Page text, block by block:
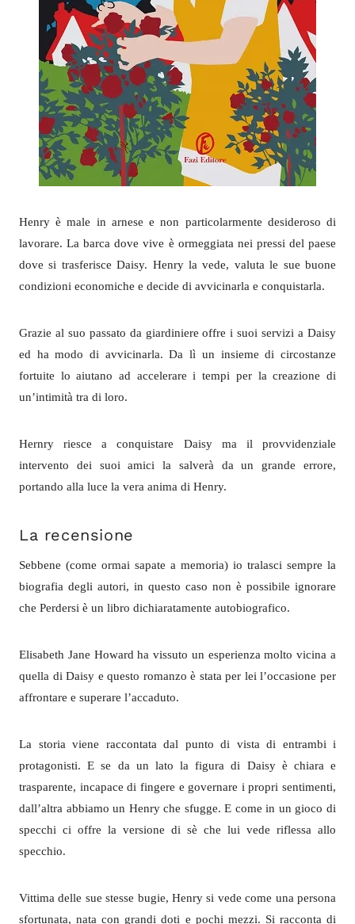
Henry è male in arnese e non particolarmente desideroso di
lavorare. La barca dove vive è ormeggiata nei pressi del paese
dove si trasferisce Daisy. Henry la vede, valuta le sue buone
condizioni economiche e decide di avvicinarla e conquistarla.
Grazie al suo passato da giardiniere offre i suoi servizi a Daisy
ed ha modo di avvicinarla. Da lì un insieme di circostanze
fortuite lo aiutano ad accelerare i tempi per la creazione di
un’intimità tra di loro.
Hernry riesce a conquistare Daisy ma il provvidenziale
intervento dei suoi amici la salverà da un grande errore,
portando alla luce la vera anima di Henry.
La recensione
Sebbene (come ormai sapate a memoria) io tralasci sempre la
biografia degli autori, in questo caso non è possibile ignorare
che Perdersi è un libro dichiaratamente autobiografico.
Elisabeth Jane Howard ha vissuto un esperienza molto vicina a
quella di Daisy e questo romanzo è stata per lei l’occasione per
affrontare e superare l’accaduto.
La storia viene raccontata dal punto di vista di entrambi i
protagonisti. E se da un lato la figura di Daisy è chiara e
trasparente, incapace di fingere e governare i propri sentimenti,
dall’altra abbiamo un Henry che sfugge. E come in un gioco di
specchi ci offre la versione di sè che lui vede riflessa allo
specchio.
Vittima delle sue stesse bugie, Henry si vede come una persona
sfortunata, nata con grandi doti e pochi mezzi. Si racconta di